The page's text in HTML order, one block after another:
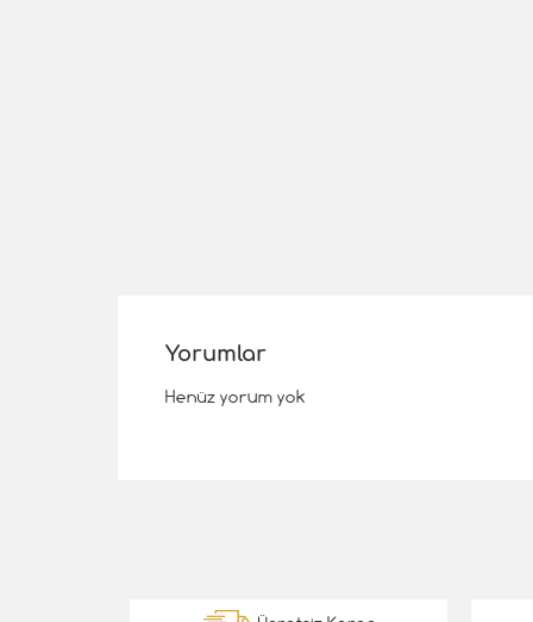
Yorumlar
Henüz yorum yok